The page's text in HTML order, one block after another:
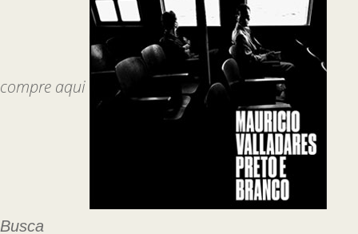
compre aqui
Busca